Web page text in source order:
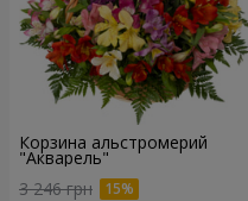
Корзина альстромерий
"Акварель"
3 246 грн